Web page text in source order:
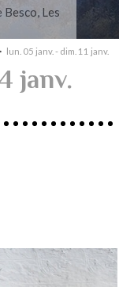
lun. 05 janv. - dim. 11 janv.
janv.